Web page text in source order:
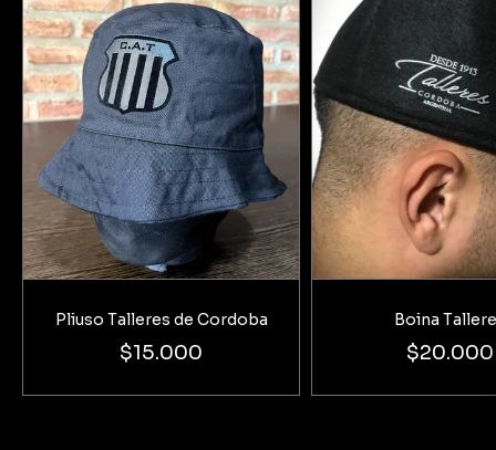
Pliuso Talleres de Cordoba
$15.000
Boina
$20.000